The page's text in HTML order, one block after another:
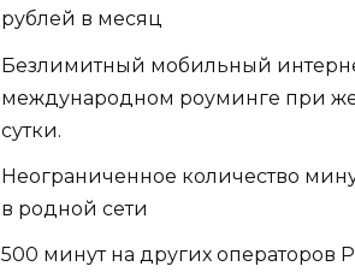
рублей в месяц
Безлимитный мобильный
международном роуминге при
сутки.
Неограниченное количество
в родной сети
500 минут на других операторов